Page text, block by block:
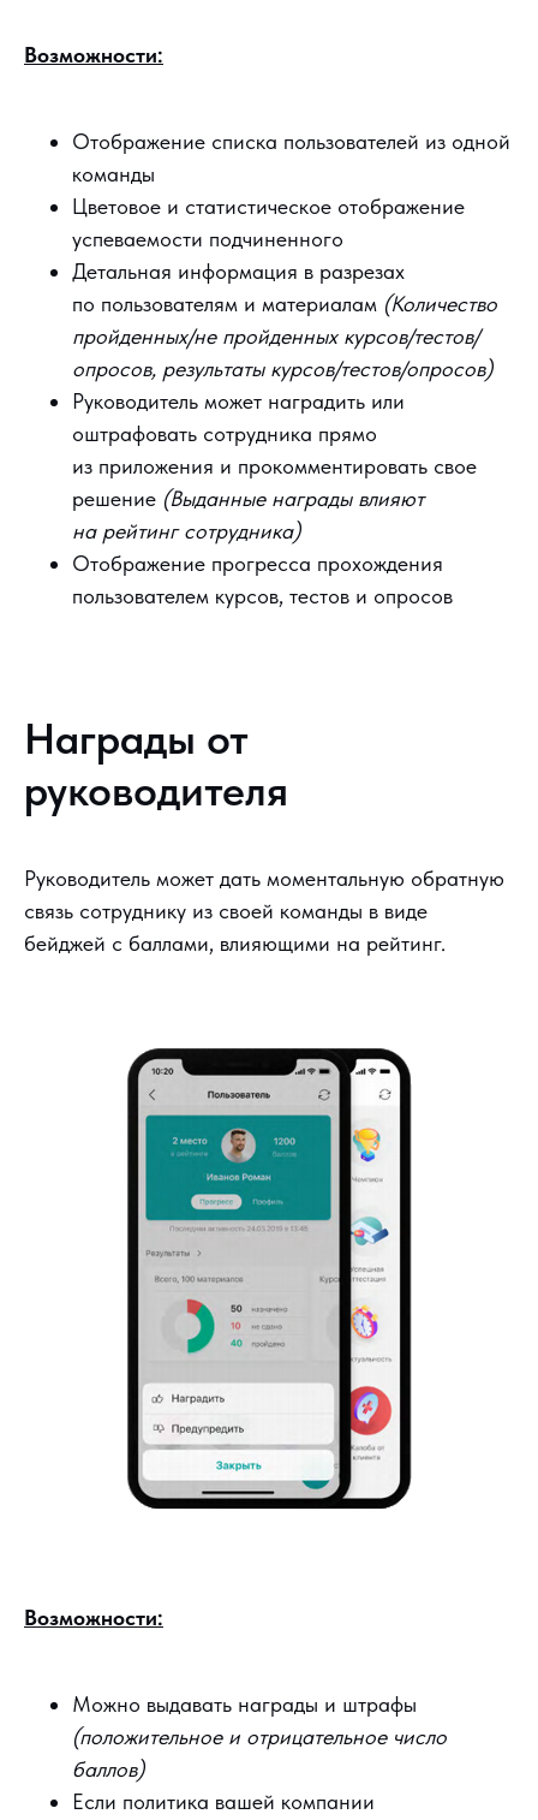
Возможности:
Отображение списка пользователей из одной
команды
Цветовое и статистическое отображение
успеваемости подчиненного
Детальная информация в разрезах
по пользователям и материалам (Количество
пройденных/не пройденных курсов/тестов/
опросов, результаты курсов/тестов/опросов)
Руководитель может наградить или
оштрафовать сотрудника прямо
из приложения и прокомментировать свое
решение (Выданные награды влияют
на рейтинг сотрудника)
Отображение прогресса прохождения
пользователем курсов, тестов и опросов
Награды от
руководителя
Руководитель может дать моментальную обратную
связь сотруднику из своей команды в виде
бейджей с баллами, влияющими на рейтинг.
Возможности:
Можно выдавать награды и штрафы
(положительное и отрицательное число
баллов)
Если политика вашей компании